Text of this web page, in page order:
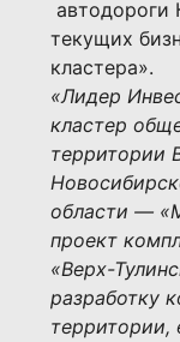
автодороги
текущих
кластера».
«Лидер
кластер
территории
области —
проект
«Верх-
разработку
территории,